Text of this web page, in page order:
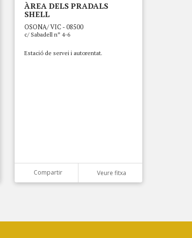
ÀREA DELS PRADALS
SHELL
OSONA/ VIC - 08500
c/ Sabadell nº 4-6
Estació de servei i autorentat.
Compartir Veure fitxa